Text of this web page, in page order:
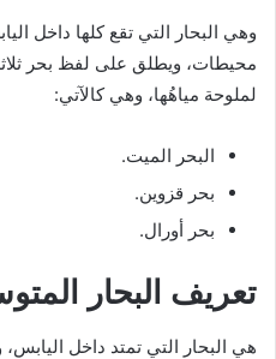
وهي البحار التي تقع كلها داخل
محيطات، ويطلق على لفظ بحر
لملوحة مياهُها، وهي كالآتي:
البحر الميت.
بحر قزوين.
بحر أورال.
تعريف البحار
هي البحار التي تمتد داخل